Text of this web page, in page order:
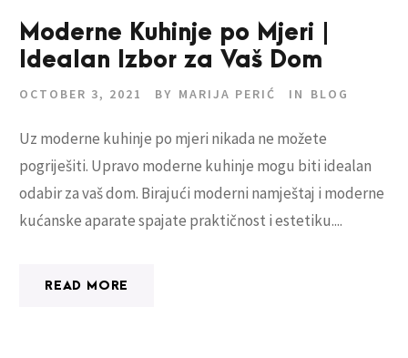
Moderne Kuhinje po Mjeri |
Idealan Izbor za Vaš Dom
OCTOBER 3, 2021 BY MARIJA PERIĆ IN BLOG
Uz moderne kuhinje po mjeri nikada ne možete
pogriješiti. Upravo moderne kuhinje mogu biti idealan
odabir za vaš dom. Birajući moderni namještaj i moderne
kućanske aparate spajate praktičnost i estetiku....
READ MORE